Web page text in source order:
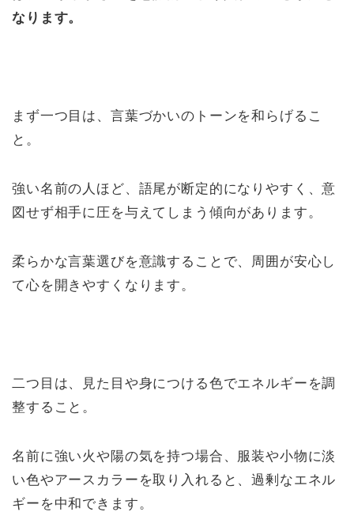
なります。
まず一つ目は、言葉づかいのトーンを和らげるこ
と。
強い名前の人ほど、語尾が断定的になりやすく、意
図せず相手に圧を与えてしまう傾向があります。
柔らかな言葉選びを意識することで、周囲が安心し
て心を開きやすくなります。
二つ目は、見た目や身につける色でエネルギーを調
整すること。
名前に強い火や陽の気を持つ場合、服装や小物に淡
い色やアースカラーを取り入れると、過剰なエネル
ギーを中和できます。